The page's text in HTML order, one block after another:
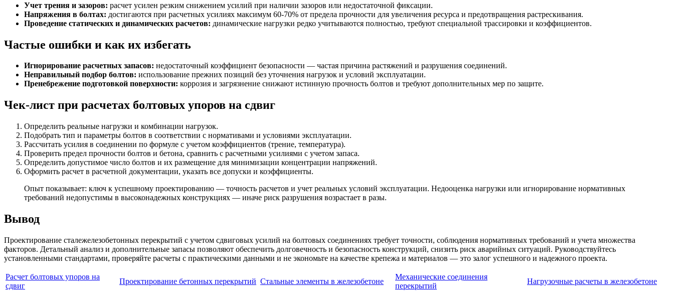
Учет трения и зазоров: расчет усилен резким снижением усилий при наличии зазоров или недостаточной фиксации.
Напряжения в болтах: достигаются при расчетных усилиях максимум 60-70% от предела прочности для увеличения ресурса и предотвращения растрескивания.
Проведение статических и динамических расчетов: динамические нагрузки редко учитываются полностью, требуют специальной трассировки и коэффициентов.
Частые ошибки и как их избегать
Игнорирование расчетных запасов: недостаточный коэффициент безопасности — частая причина растяжений и разрушения соединений.
Неправильный подбор болтов: использование прежних позиций без уточнения нагрузок и условий эксплуатации.
Пренебрежение подготовкой поверхности: коррозия и загрязнение снижают истинную прочность болтов и требуют дополнительных мер по защите.
Чек-лист при расчетах болтовых упоров на сдвиг
Определить реальные нагрузки и комбинации нагрузок.
Подобрать тип и параметры болтов в соответствии с нормативами и условиями эксплуатации.
Рассчитать усилия в соединении по формуле с учетом коэффициентов (трение, температура).
Проверить предел прочности болтов и бетона, сравнить с расчетными усилиями с учетом запаса.
Определить допустимое число болтов и их размещение для минимизации концентрации напряжений.
Оформить расчет в расчетной документации, указать все допуски и коэффициенты.
Опыт показывает: ключ к успешному проектированию — точность расчетов и учет реальных условий эксплуатации. Недооценка нагрузки или игнорирование нормативных
требований недопустимы в высоконадежных конструкциях — иначе риск разрушения возрастает в разы.
Вывод
Проектирование сталежелезобетонных перекрытий с учетом сдвиговых усилий на болтовых соединениях требует точности, соблюдения нормативных требований и учета множества
факторов. Детальный анализ и дополнительные запасы позволяют обеспечить долговечность и безопасность конструкций, снизить риск аварийных ситуаций. Руководствуйтесь
установленными стандартами, проверяйте расчеты с практическими данными и не экономьте на качестве крепежа и материалов — это залог успешного и надежного проекта.
Расчет болтовых упоров на
сдвиг
Проектирование бетонных перекрытий Стальные элементы в железобетоне
Механические соединения
перекрытий
Нагрузочные расчеты в железобетоне